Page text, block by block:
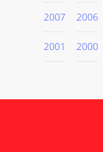
2007 2006
2001 2000